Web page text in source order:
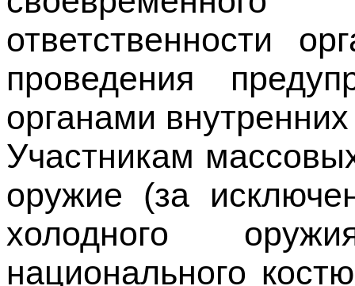
органами
Участникам
оружие (за
холодного
национального
изготовленные
вреда здоровью